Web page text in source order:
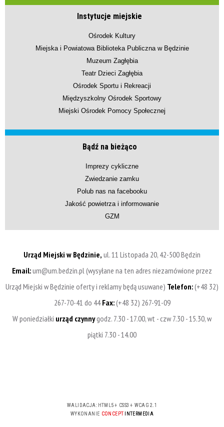
Instytucje miejskie
Ośrodek Kultury
Miejska i Powiatowa Biblioteka Publiczna w Będzinie
Muzeum Zagłębia
Teatr Dzieci Zagłębia
Ośrodek Sportu i Rekreacji
Międzyszkolny Ośrodek Sportowy
Miejski Ośrodek Pomocy Społecznej
Bądź na bieżąco
Imprezy cykliczne
Zwiedzanie zamku
Polub nas na facebooku
Jakość powietrza i informowanie
GZM
Urząd Miejski w Będzinie, ul. 11 Listopada 20, 42-500 Będzin
Email:um@um.bedzin.pl (wysyłane na ten adres niezamówione przez
Urząd Miejski w Będzinie oferty i reklamy będą usuwane) Telefon:(+48 32)
267-70-41 do 44Fax:(+48 32) 267-91-09
W poniedziałki urząd czynnygodz. 7.30 - 17.00, wt - czw 7.30 - 15.30, w
piątki 7.30 - 14.00
WALIDACJA: HTML5+ CSS3 + WCAG 2.1
WYKONANIE CONCEPT INTERMEDIA